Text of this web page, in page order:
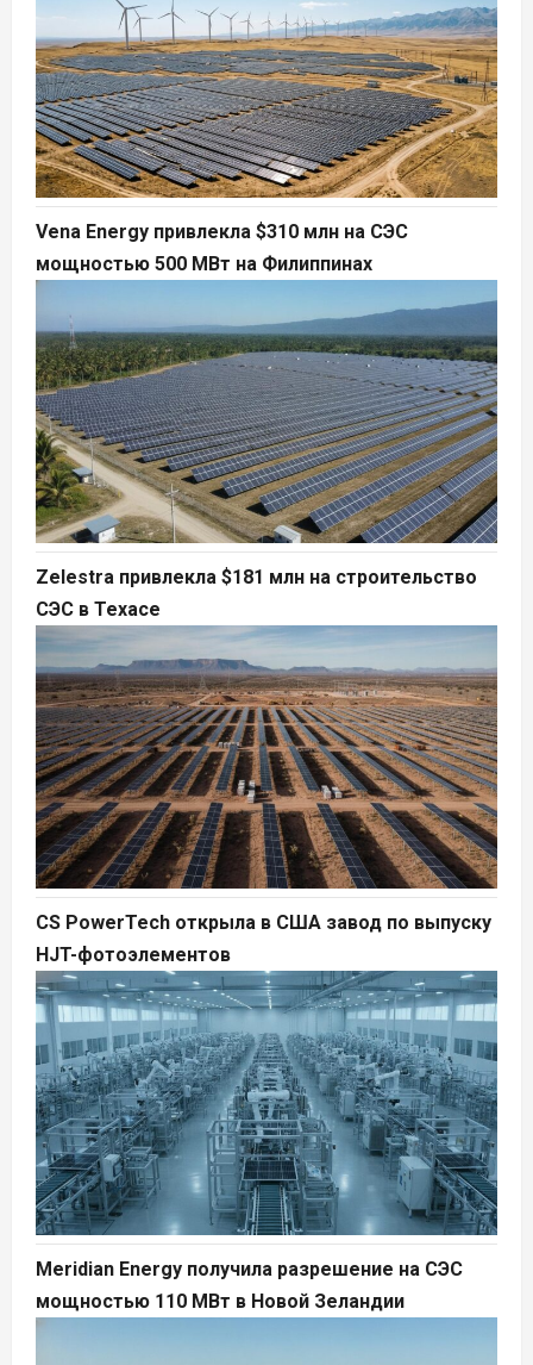
Vena Energy привлекла $310 млн на СЭС
мощностью 500 МВт на Филиппинах
Zelestra привлекла $181 млн на строительство
СЭС в Техасе
CS PowerTech открыла в США завод по выпуску
HJT-фотоэлементов
Meridian Energy получила разрешение на СЭС
мощностью 110 МВт в Новой Зеландии